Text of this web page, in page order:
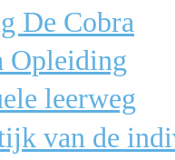
De Cobra
Opleiding
leerweg
van de